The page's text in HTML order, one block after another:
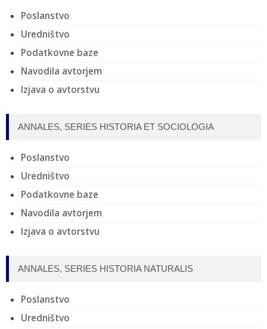
Poslanstvo
Uredništvo
Podatkovne baze
Navodila avtorjem
Izjava o avtorstvu
ANNALES, SERIES HISTORIA ET SOCIOLOGIA
Poslanstvo
Uredništvo
Podatkovne baze
Navodila avtorjem
Izjava o avtorstvu
ANNALES, SERIES HISTORIA NATURALIS
Poslanstvo
Uredništvo